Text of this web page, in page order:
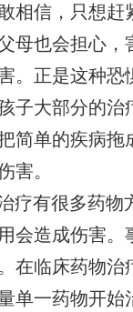
相信，只想赶
母也会担心，
。正是这种恐
子大部分的治
简单的疾病拖
害。
疗有很多药物
会造成伤害。
在临床药物治
单一药物开始